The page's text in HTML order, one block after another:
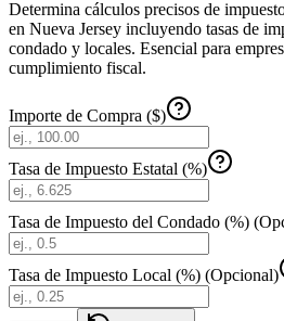
Determina cálculos precisos de
en Nueva Jersey incluyendo tasas de
condado y locales. Esencial para
cumplimiento fiscal.
Importe de Compra ($)
Tasa de Impuesto Estatal (%)
Tasa de Impuesto del Condado (%)
Tasa de Impuesto Local (%) (Opcional)